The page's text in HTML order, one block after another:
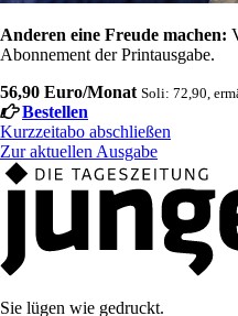
Anderen eine Freude machen:
Abonnement der Printausgabe.
56,90 Euro/Monat Soli: 72,90,
Bestellen
Kurzzeitabo abschließen
Zur aktuellen Ausgabe
Sie lügen wie gedruckt.